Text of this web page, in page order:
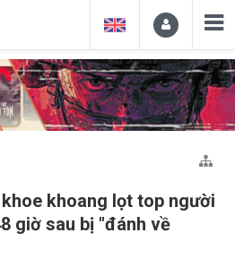
khoang lọt top người
giờ sau bị "đánh về